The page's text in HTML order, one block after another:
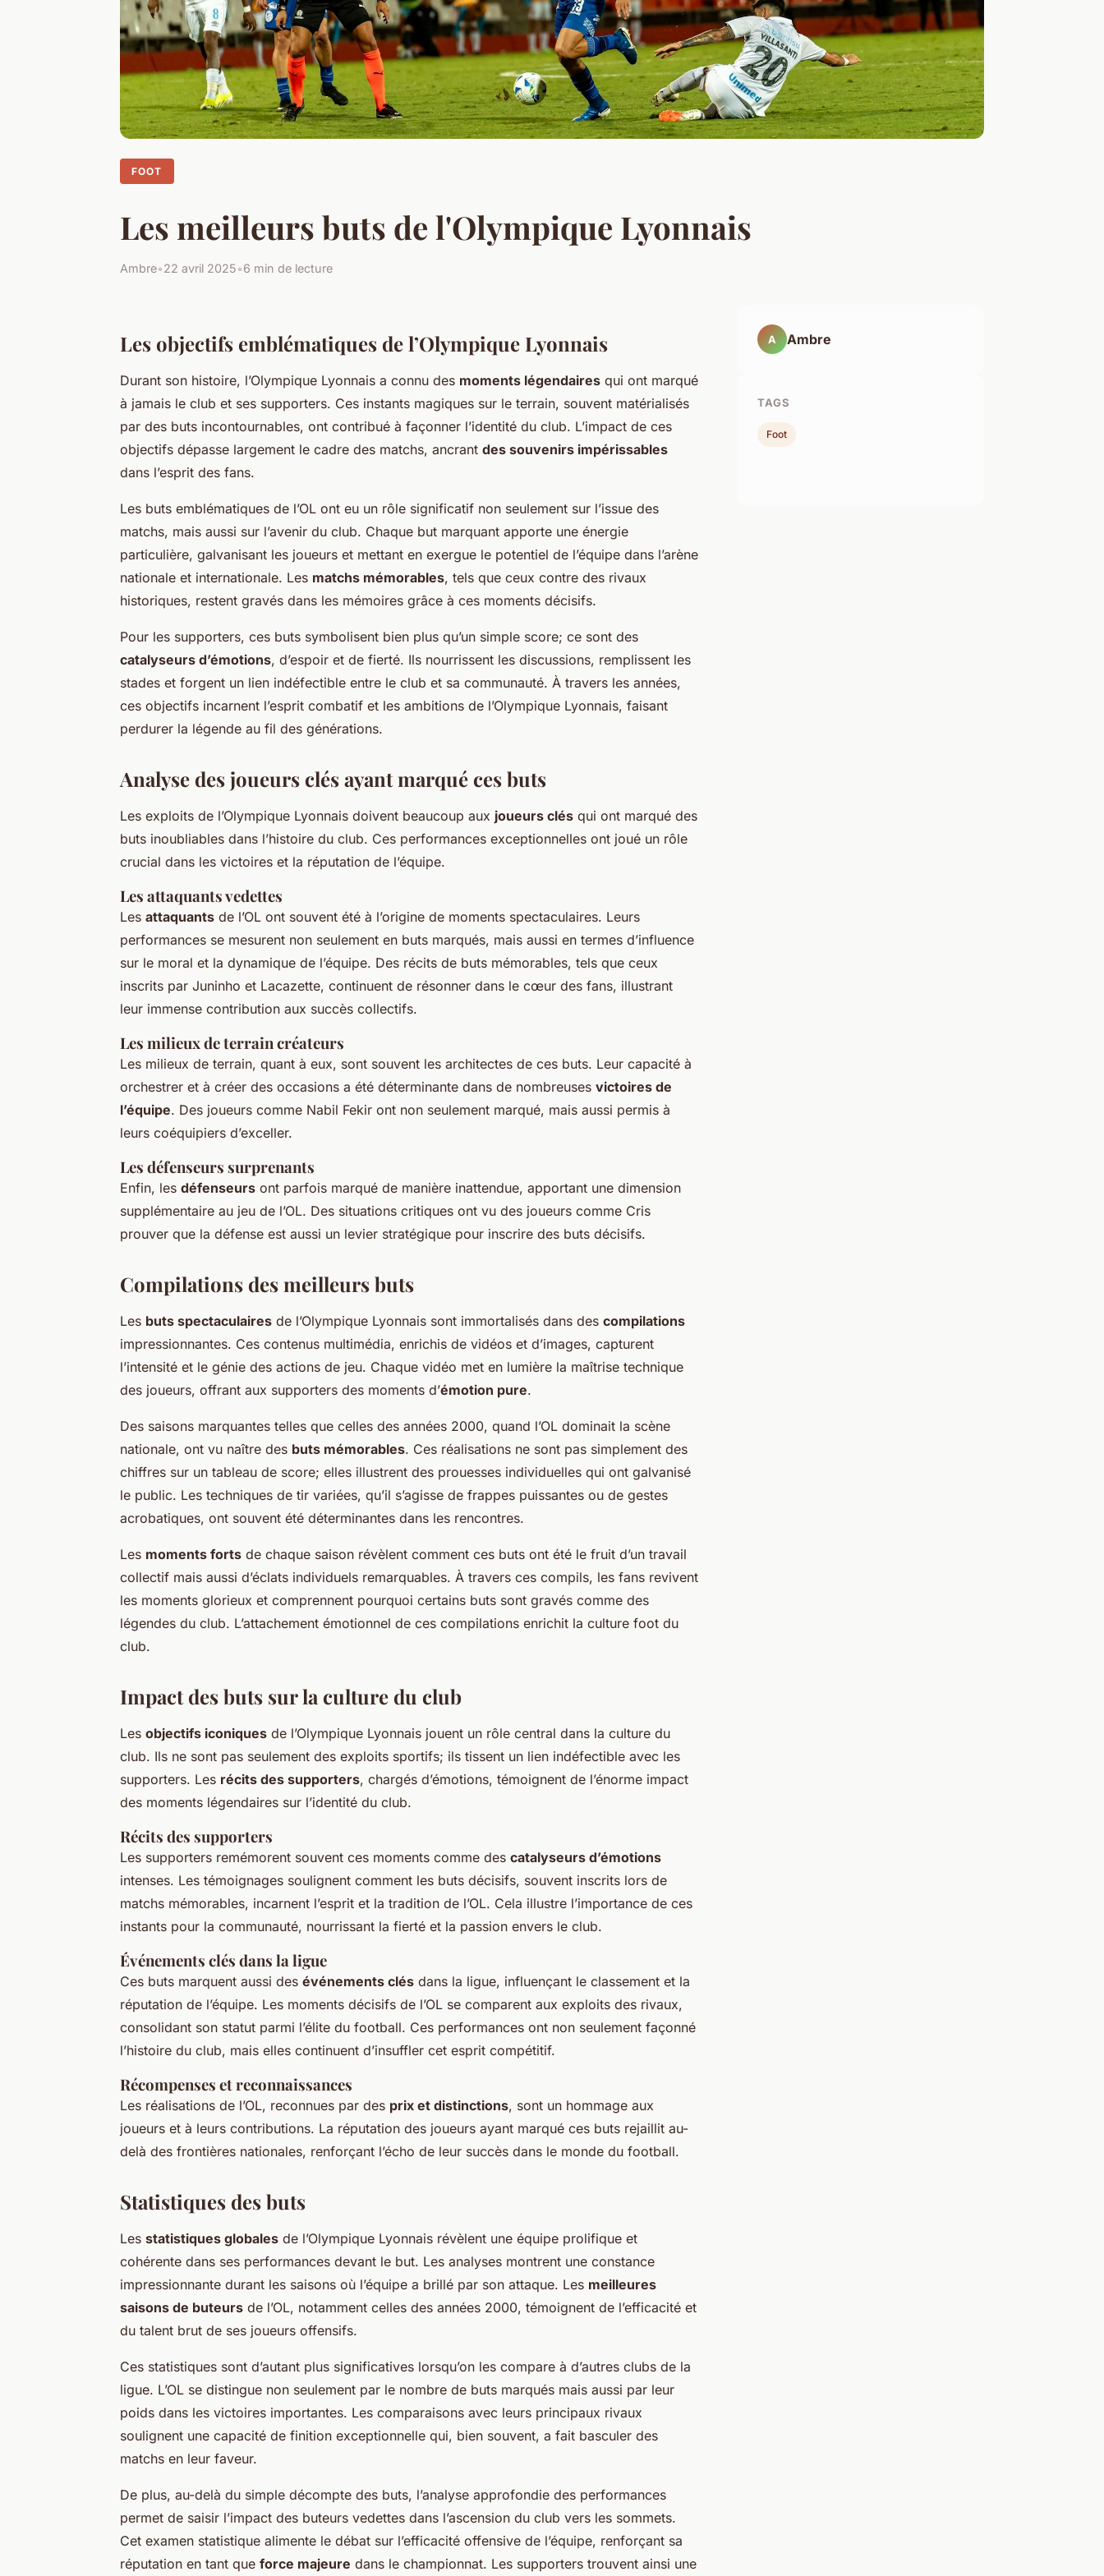
FOOT
Les meilleurs buts de l'Olympique Lyonnais
Ambre•22 avril 2025•6 min de lecture
Les objectifs emblématiques de l’Olympique Lyonnais
Durant son histoire, l’Olympique Lyonnais a connu des moments légendaires qui ont marqué
à jamais le club et ses supporters. Ces instants magiques sur le terrain, souvent matérialisés
par des buts incontournables, ont contribué à façonner l’identité du club. L’impact de ces
objectifs dépasse largement le cadre des matchs, ancrant des souvenirs impérissables
dans l’esprit des fans.
Les buts emblématiques de l’OL ont eu un rôle significatif non seulement sur l’issue des
matchs, mais aussi sur l’avenir du club. Chaque but marquant apporte une énergie
particulière, galvanisant les joueurs et mettant en exergue le potentiel de l’équipe dans l’arène
nationale et internationale. Les matchs mémorables, tels que ceux contre des rivaux
historiques, restent gravés dans les mémoires grâce à ces moments décisifs.
Pour les supporters, ces buts symbolisent bien plus qu’un simple score; ce sont des
catalyseurs d’émotions, d’espoir et de fierté. Ils nourrissent les discussions, remplissent les
stades et forgent un lien indéfectible entre le club et sa communauté. À travers les années,
ces objectifs incarnent l’esprit combatif et les ambitions de l’Olympique Lyonnais, faisant
perdurer la légende au fil des générations.
Analyse des joueurs clés ayant marqué ces buts
Les exploits de l’Olympique Lyonnais doivent beaucoup aux joueurs clés qui ont marqué des
buts inoubliables dans l’histoire du club. Ces performances exceptionnelles ont joué un rôle
crucial dans les victoires et la réputation de l’équipe.
Les attaquants vedettes
Les attaquants de l’OL ont souvent été à l’origine de moments spectaculaires. Leurs
performances se mesurent non seulement en buts marqués, mais aussi en termes d’influence
sur le moral et la dynamique de l’équipe. Des récits de buts mémorables, tels que ceux
inscrits par Juninho et Lacazette, continuent de résonner dans le cœur des fans, illustrant
leur immense contribution aux succès collectifs.
Les milieux de terrain créateurs
Les milieux de terrain, quant à eux, sont souvent les architectes de ces buts. Leur capacité à
orchestrer et à créer des occasions a été déterminante dans de nombreuses victoires de
l’équipe. Des joueurs comme Nabil Fekir ont non seulement marqué, mais aussi permis à
leurs coéquipiers d’exceller.
Les défenseurs surprenants
Enfin, les défenseurs ont parfois marqué de manière inattendue, apportant une dimension
supplémentaire au jeu de l’OL. Des situations critiques ont vu des joueurs comme Cris
prouver que la défense est aussi un levier stratégique pour inscrire des buts décisifs.
Compilations des meilleurs buts
Les buts spectaculaires de l’Olympique Lyonnais sont immortalisés dans des compilations
impressionnantes. Ces contenus multimédia, enrichis de vidéos et d’images, capturent
l’intensité et le génie des actions de jeu. Chaque vidéo met en lumière la maîtrise technique
des joueurs, offrant aux supporters des moments d’émotion pure.
Des saisons marquantes telles que celles des années 2000, quand l’OL dominait la scène
nationale, ont vu naître des buts mémorables. Ces réalisations ne sont pas simplement des
chiffres sur un tableau de score; elles illustrent des prouesses individuelles qui ont galvanisé
le public. Les techniques de tir variées, qu’il s’agisse de frappes puissantes ou de gestes
acrobatiques, ont souvent été déterminantes dans les rencontres.
Les moments forts de chaque saison révèlent comment ces buts ont été le fruit d’un travail
collectif mais aussi d’éclats individuels remarquables. À travers ces compils, les fans revivent
les moments glorieux et comprennent pourquoi certains buts sont gravés comme des
légendes du club. L’attachement émotionnel de ces compilations enrichit la culture foot du
club.
Impact des buts sur la culture du club
Les objectifs iconiques de l’Olympique Lyonnais jouent un rôle central dans la culture du
club. Ils ne sont pas seulement des exploits sportifs; ils tissent un lien indéfectible avec les
supporters. Les récits des supporters, chargés d’émotions, témoignent de l’énorme impact
des moments légendaires sur l’identité du club.
Récits des supporters
Les supporters remémorent souvent ces moments comme des catalyseurs d’émotions
intenses. Les témoignages soulignent comment les buts décisifs, souvent inscrits lors de
matchs mémorables, incarnent l’esprit et la tradition de l’OL. Cela illustre l’importance de ces
instants pour la communauté, nourrissant la fierté et la passion envers le club.
Événements clés dans la ligue
Ces buts marquent aussi des événements clés dans la ligue, influençant le classement et la
réputation de l’équipe. Les moments décisifs de l’OL se comparent aux exploits des rivaux,
consolidant son statut parmi l’élite du football. Ces performances ont non seulement façonné
l’histoire du club, mais elles continuent d’insuffler cet esprit compétitif.
Récompenses et reconnaissances
Les réalisations de l’OL, reconnues par des prix et distinctions, sont un hommage aux
joueurs et à leurs contributions. La réputation des joueurs ayant marqué ces buts rejaillit au-
delà des frontières nationales, renforçant l’écho de leur succès dans le monde du football.
Statistiques des buts
Les statistiques globales de l’Olympique Lyonnais révèlent une équipe prolifique et
cohérente dans ses performances devant le but. Les analyses montrent une constance
impressionnante durant les saisons où l’équipe a brillé par son attaque. Les meilleures
saisons de buteurs de l’OL, notamment celles des années 2000, témoignent de l’efficacité et
du talent brut de ses joueurs offensifs.
Ces statistiques sont d’autant plus significatives lorsqu’on les compare à d’autres clubs de la
ligue. L’OL se distingue non seulement par le nombre de buts marqués mais aussi par leur
poids dans les victoires importantes. Les comparaisons avec leurs principaux rivaux
soulignent une capacité de finition exceptionnelle qui, bien souvent, a fait basculer des
matchs en leur faveur.
De plus, au-delà du simple décompte des buts, l’analyse approfondie des performances
permet de saisir l’impact des buteurs vedettes dans l’ascension du club vers les sommets.
Cet examen statistique alimente le débat sur l’efficacité offensive de l’équipe, renforçant sa
réputation en tant que force majeure dans le championnat. Les supporters trouvent ainsi une
A Ambre
TAGS
Foot